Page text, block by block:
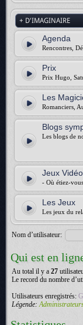
+ D'IMAGINAIRE
Agenda
Rencontres,
Prix
Prix Hugo,
Les
Romanciers,
Blogs
Les blogs de
Jeux
- Où étiez-
Les Jeux
Les jeux du
Nom d’utilisateur:
Qui est en
Au total il y a 27
Le record du nombre
Utilisateurs enregistrés:
Légende: